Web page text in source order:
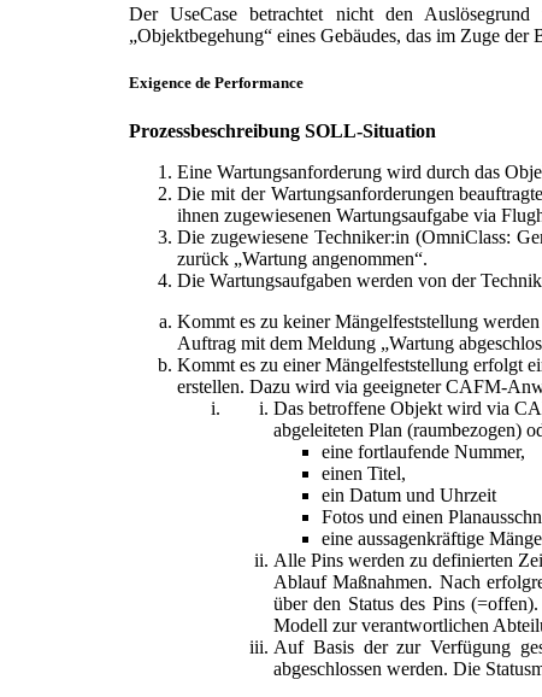
Der UseCase betrachtet nicht den
„Objektbegehung“ eines Gebäudes, das im Zuge
Exigence de Performance
Prozessbeschreibung SOLL-Situation
Eine Wartungsanforderung wird durch das
Die mit der Wartungsanforderungen
ihnen zugewiesenen Wartungsaufgabe via
Die zugewiesene Techniker:in (OmniClass:
zurück „Wartung angenommen“.
Die Wartungsaufgaben werden von der
Kommt es zu keiner Mängelfeststellung
Auftrag mit dem Meldung „Wartung
Kommt es zu einer Mängelfeststellung erfolgt
erstellen. Dazu wird via geeigneter CAFM-
Das betroffene Objekt wird via
abgeleiteten Plan (raumbezogen)
eine fortlaufende Nummer,
einen Titel,
ein Datum und Uhrzeit
Fotos und einen
eine aussagenkräftige
Alle Pins werden zu definierten
Ablauf Maßnahmen. Nach
über den Status des Pins
Modell zur verantwortlichen
Auf Basis der zur Verfügung
abgeschlossen werden. Die